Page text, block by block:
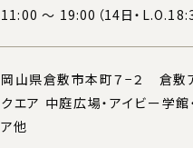
11:00 ～ 19:00（14日・
岡山県倉敷市本町７−２ 倉敷
クエア 中庭広場・アイビー学館
ア他